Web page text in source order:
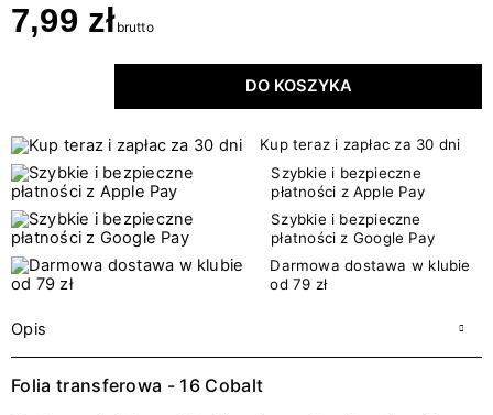
7,99 złbrutto
DO KOSZYKA
Kup teraz i zapłac za 30 dni
Szybkie i bezpieczne
płatności z Apple Pay
Szybkie i bezpieczne
płatności z Google Pay
Darmowa dostawa w klubie
od 79 zł
Opis
Folia transferowa - 16 Cobalt